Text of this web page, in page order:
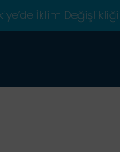
İklim Değişlikliği